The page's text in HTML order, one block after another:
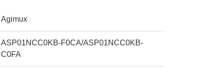
Agimux
ASP01NCC0KB-F0CA/ASP01NCC0KB-
C0FA